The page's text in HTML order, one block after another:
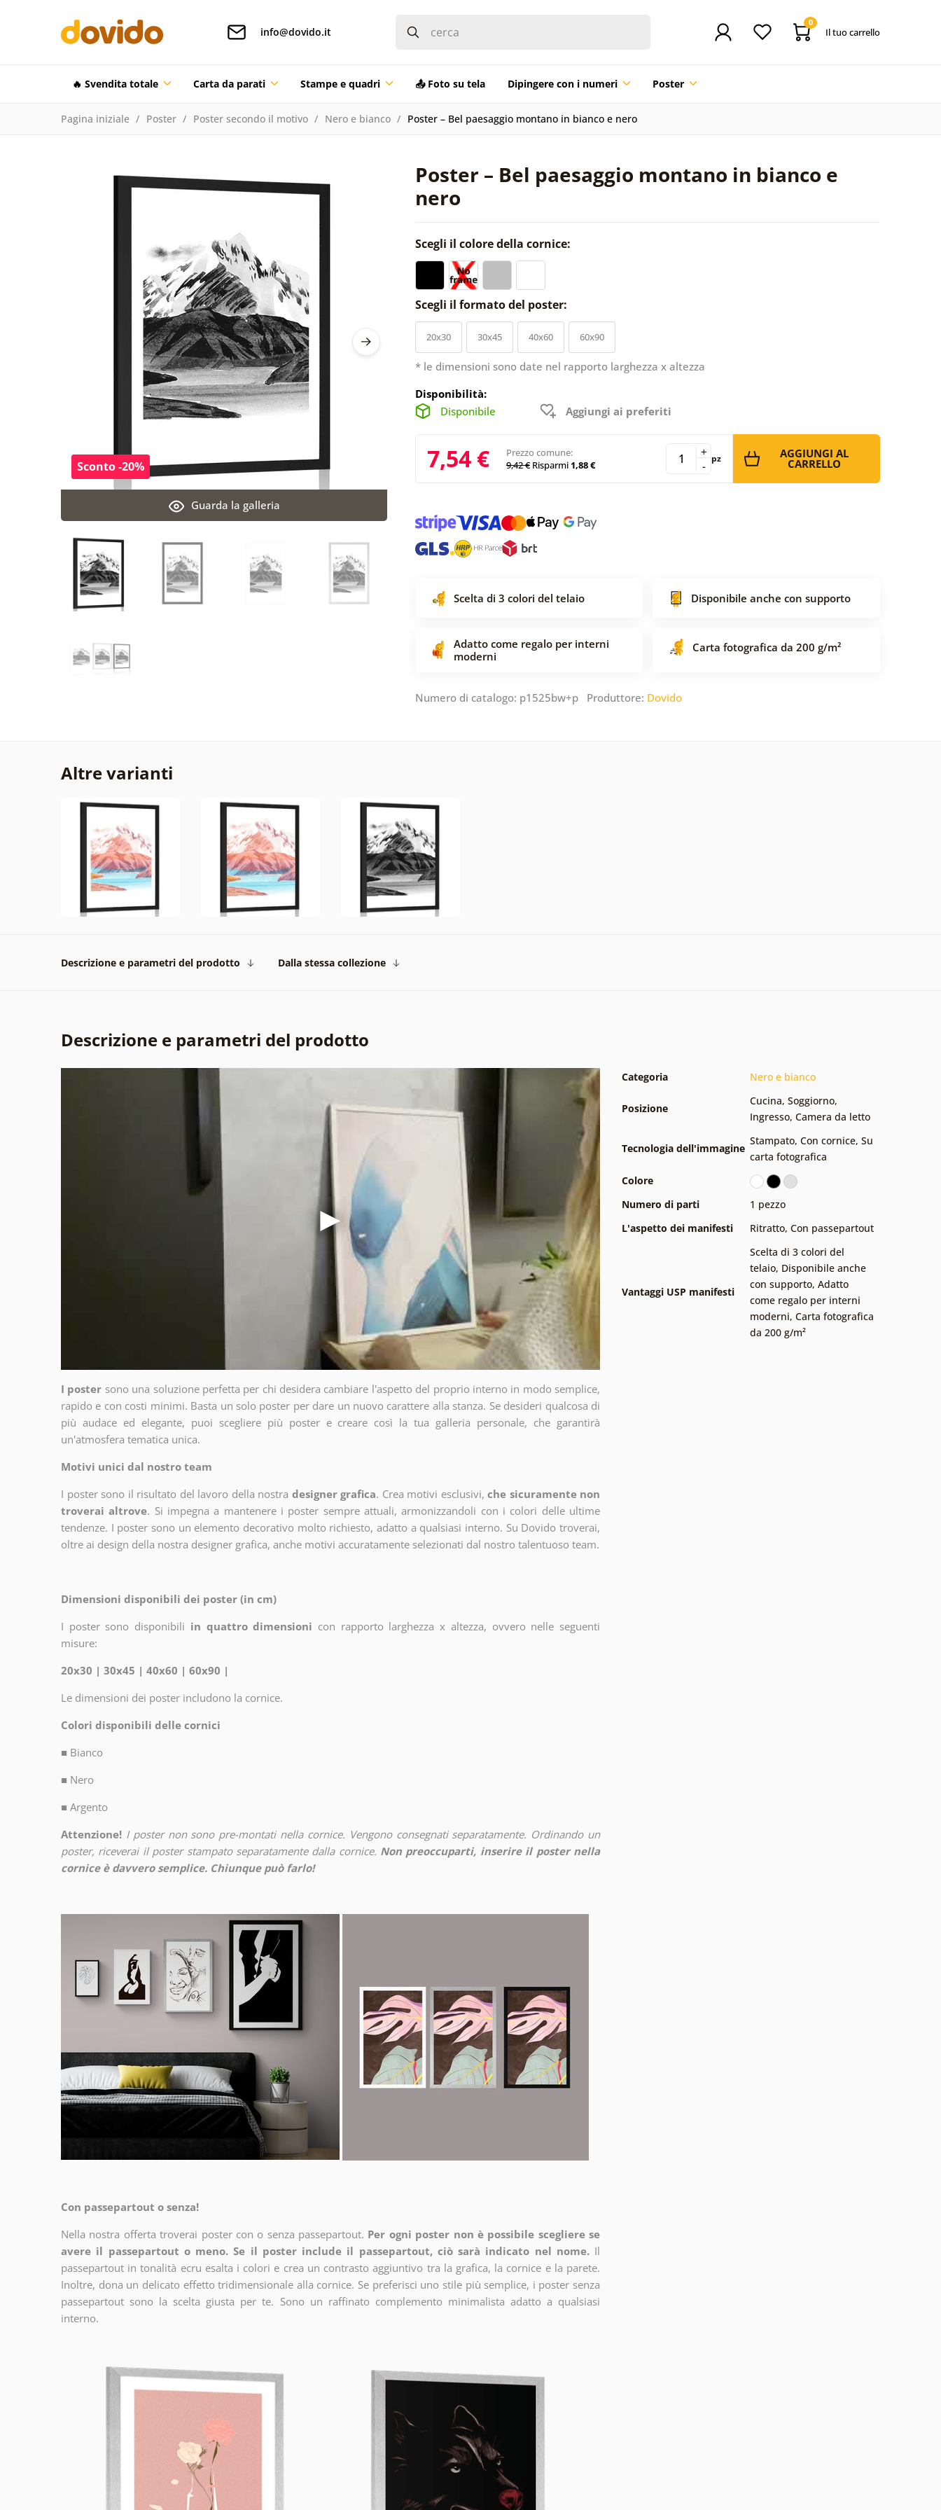
info@dovido.it
0
Il tuo carrello
🔥 Svendita totale Carta da parati Stampe e quadri 📤 Foto su tela Dipingere con i numeri Poster
Pagina iniziale Poster Poster secondo il motivo Nero e bianco Poster – Bel paesaggio montano in bianco e nero
Poster – Bel paesaggio montano in bianco e
nero
Guarda la galleria
Sconto -20%
Scegli il colore della cornice:
Scegli il formato del poster:
20x30 30x45 40x60 60x90
* le dimensioni sono date nel rapporto larghezza x altezza
Disponibilità:
Disponibile
Aggiungi ai preferiti
7,54 €
Prezzo comune:
9,42 € Risparmi 1,88 € -
+ pz AGGIUNGI AL
CARRELLO
Scelta di 3 colori del telaio Disponibile anche con supporto
Adatto come regalo per interni
moderni
Carta fotografica da 200 g/m²
Numero di catalogo: p1525bw+p Produttore: Dovido
Altre varianti
Descrizione e parametri del prodotto Dalla stessa collezione
Descrizione e parametri del prodotto
I poster sono una soluzione perfetta per chi desidera cambiare l'aspetto del proprio interno in modo semplice,
rapido e con costi minimi. Basta un solo poster per dare un nuovo carattere alla stanza. Se desideri qualcosa di
più audace ed elegante, puoi scegliere più poster e creare così la tua galleria personale, che garantirà
un'atmosfera tematica unica.
Motivi unici dal nostro team
I poster sono il risultato del lavoro della nostra designer grafica. Crea motivi esclusivi, che sicuramente non
troverai altrove. Si impegna a mantenere i poster sempre attuali, armonizzandoli con i colori delle ultime
tendenze. I poster sono un elemento decorativo molto richiesto, adatto a qualsiasi interno. Su Dovido troverai,
oltre ai design della nostra designer grafica, anche motivi accuratamente selezionati dal nostro talentuoso team.
Dimensioni disponibili dei poster (in cm)
I poster sono disponibili in quattro dimensioni con rapporto larghezza x altezza, ovvero nelle seguenti
misure:
20x30 | 30x45 | 40x60 | 60x90 |
Le dimensioni dei poster includono la cornice.
Colori disponibili delle cornici
■ Bianco
■ Nero
■ Argento
Attenzione! I poster non sono pre-montati nella cornice. Vengono consegnati separatamente. Ordinando un
poster, riceverai il poster stampato separatamente dalla cornice. Non preoccuparti, inserire il poster nella
cornice è davvero semplice. Chiunque può farlo!
Con passepartout o senza!
Nella nostra offerta troverai poster con o senza passepartout. Per ogni poster non è possibile scegliere se
avere il passepartout o meno. Se il poster include il passepartout, ciò sarà indicato nel nome. Il
passepartout in tonalità ecru esalta i colori e crea un contrasto aggiuntivo tra la grafica, la cornice e la parete.
Inoltre, dona un delicato effetto tridimensionale alla cornice. Se preferisci uno stile più semplice, i poster senza
passepartout sono la scelta giusta per te. Sono un raffinato complemento minimalista adatto a qualsiasi
interno.
Categoria Nero e bianco
Posizione
Cucina, Soggiorno,
Ingresso, Camera da letto
Tecnologia dell'immagine
Stampato, Con cornice, Su
carta fotografica
Colore
Numero di parti
1 pezzo
L'aspetto dei manifesti
Ritratto, Con passepartout
Vantaggi USP manifesti
Scelta di 3 colori del
telaio, Disponibile anche
con supporto, Adatto
come regalo per interni
moderni, Carta fotografica
da 200 g/m²